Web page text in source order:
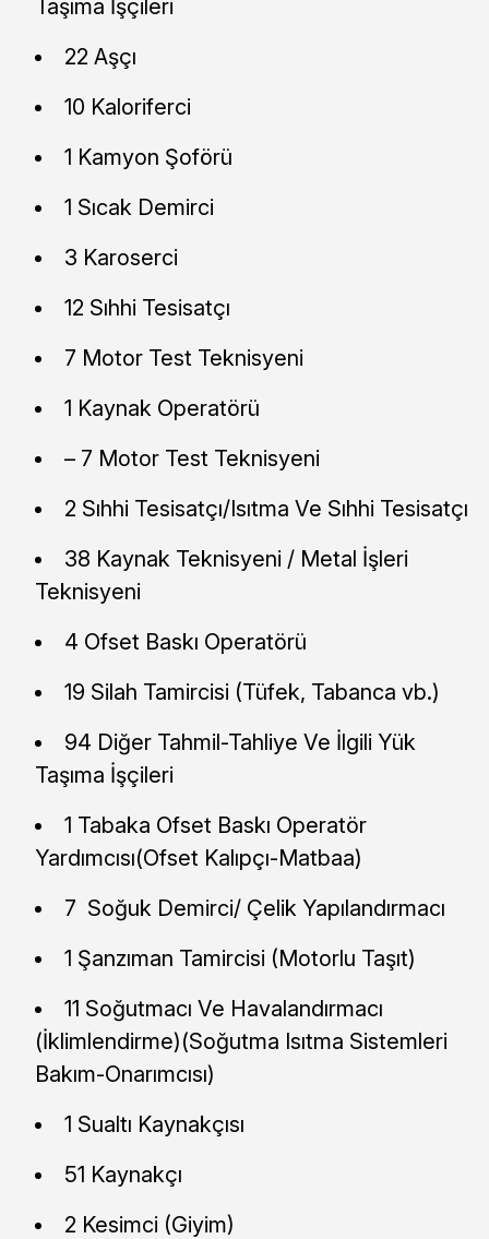
Taşıma İşçileri
22 Aşçı
10 Kaloriferci
1 Kamyon Şoförü
1 Sıcak Demirci
3 Karoserci
12 Sıhhi Tesisatçı
7 Motor Test Teknisyeni
1 Kaynak Operatörü
– 7 Motor Test Teknisyeni
2 Sıhhi Tesisatçı/Isıtma Ve Sıhhi Tesisatçı
38 Kaynak Teknisyeni / Metal İşleri
Teknisyeni
4 Ofset Baskı Operatörü
19 Silah Tamircisi (Tüfek, Tabanca vb.)
94 Diğer Tahmil-Tahliye Ve İlgili Yük
Taşıma İşçileri
1 Tabaka Ofset Baskı Operatör
Yardımcısı(Ofset Kalıpçı-Matbaa)
7 Soğuk Demirci/ Çelik Yapılandırmacı
1 Şanzıman Tamircisi (Motorlu Taşıt)
11 Soğutmacı Ve Havalandırmacı
(İklimlendirme)(Soğutma Isıtma Sistemleri
Bakım-Onarımcısı)
1 Sualtı Kaynakçısı
51 Kaynakçı
2 Kesimci (Giyim)